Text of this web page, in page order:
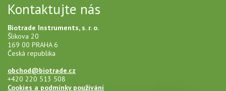
Kontaktujte nás
Biotrade Instruments, s. r. o.
Šlikova 20
169 00 PRAHA 6
Česká republika
obchod@biotrade.cz
+420 220 513 508
Cookies a podmínky používání